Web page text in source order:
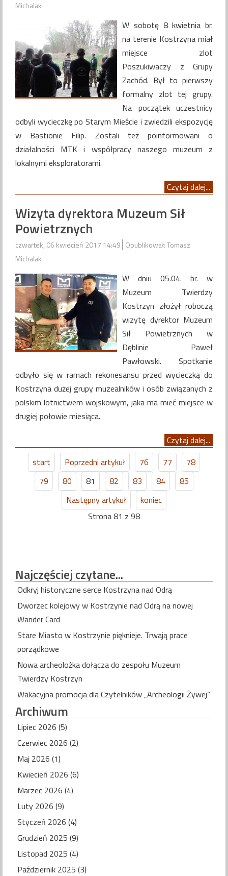
Michalak
W sobotę 8 kwietnia br.
na terenie Kostrzyna miał
miejsce zlot
Poszukiwaczy z Grupy
Zachód. Był to pierwszy
formalny zlot tej grupy.
Na początek uczestnicy
odbyli wycieczkę po Starym Mieście i zwiedzili ekspozycję
w Bastionie Filip. Zostali też poinformowani o
działalności MTK i współpracy naszego muzeum z
lokalnymi eksploratorami.
Czytaj dalej...
Wizyta dyrektora Muzeum Sił
Powietrznych
czwartek, 06 kwiecień 2017 14:49 Opublikował: Tomasz
Michalak
W dniu 05.04. br. w
Muzeum Twierdzy
Kostrzyn złożył roboczą
wizytę dyrektor Muzeum
Sił Powietrznych w
Dęblinie Paweł
Pawłowski. Spotkanie
odbyło się w ramach rekonesansu przed wycieczką do
Kostrzyna dużej grupy muzealników i osób związanych z
polskim lotnictwem wojskowym, jaka ma mieć miejsce w
drugiej połowie miesiąca.
Czytaj dalej...
start
Poprzedni artykuł 76 77
78
79
80 81 82 83 84
85
Następny artykuł
koniec
Strona 81 z 98
Najczęściejczytane...
Odkryj historyczne serce Kostrzyna nad Odrą
Dworzec kolejowy w Kostrzynie nad Odrą na nowej
Wander Card
Stare Miasto w Kostrzynie pięknieje. Trwają prace
porządkowe
Nowa archeolożka dołącza do zespołu Muzeum
Twierdzy Kostrzyn
Wakacyjna promocja dla Czytelników „Archeologii Żywej”
Archiwum
Lipiec 2026 (5)
Czerwiec 2026 (2)
Maj 2026 (1)
Kwiecień 2026 (6)
Marzec 2026 (4)
Luty 2026 (9)
Styczeń 2026 (4)
Grudzień 2025 (9)
Listopad 2025 (4)
Październik 2025 (3)